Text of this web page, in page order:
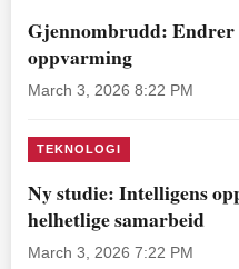
Gjennombrudd: Endrer
oppvarming
March 3, 2026 8:22 PM
TEKNOLOGI
Ny studie: Intelligens
helhetlige samarbeid
March 3, 2026 7:22 PM